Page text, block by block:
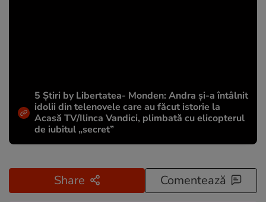
5 Știri by Libertatea- Monden: Andra și-a întâlnit
idolii din telenovele care au făcut istorie la
Acasă TV/Ilinca Vandici, plimbată cu elicopterul
de iubitul „secret”
Share Comentează